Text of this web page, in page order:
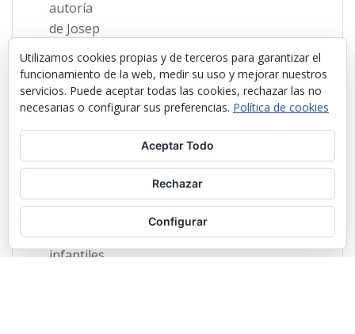
Utilizamos cookies propias y de terceros para garantizar el
funcionamiento de la web, medir su uso y mejorar nuestros
servicios. Puede aceptar todas las cookies, rechazar las no
necesarias o configurar sus preferencias. Política de cookies
Aceptar Todo
Rechazar
Configurar